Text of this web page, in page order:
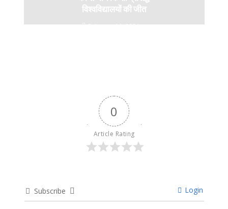
विश्वविद्यालयों की जीत
February 16, 2024
0
Article Rating
Subscribe Login